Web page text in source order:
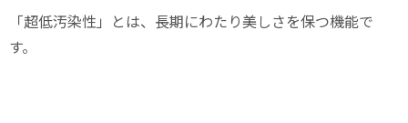
「超低汚染性」とは、長期にわたり美しさを保つ機能で
す。